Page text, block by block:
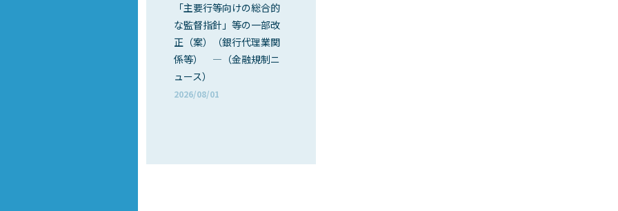
「主要行等向けの総合的
な監督指針」等の一部改
正（案）（銀行代理業関
係等） ―（金融規制ニ
ュース）
2026/08/01